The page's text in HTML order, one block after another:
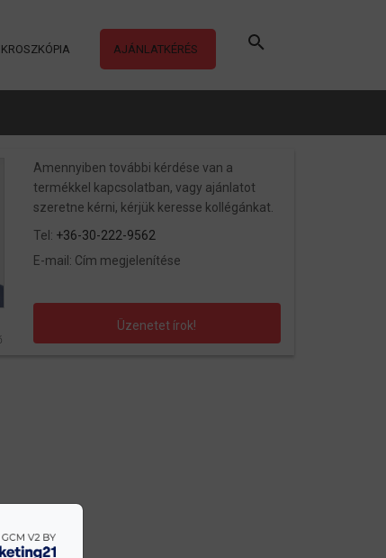
AJÁNLATKÉRÉS
Amennyiben további kérdése van a
termékkel kapcsolatban, vagy ajánlatot
szeretne kérni, kérjük keresse kollégánkat.
Tel: +36-30-222-9562
E-mail: Cím megjelenítése
Üzenetet írok!